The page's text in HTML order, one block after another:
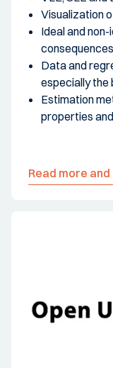
Visualization
Ideal and
Data and
especially the
Estimation
properties
Read more